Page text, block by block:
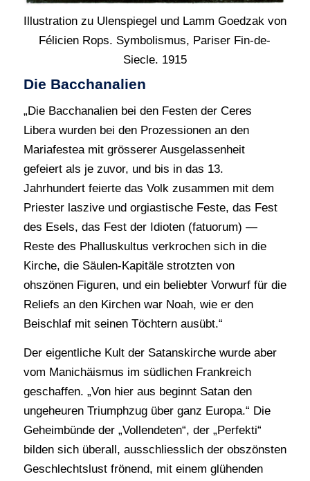
Illustration zu Ulenspiegel und Lamm Goedzak von
Félicien Rops. Symbolismus, Pariser Fin-de-
Siecle. 1915
Die Bacchanalien
„Die Bacchanalien bei den Festen der Ceres
Libera wurden bei den Prozessionen an den
Mariafestea mit grösserer Ausgelassenheit
gefeiert als je zuvor, und bis in das 13.
Jahrhundert feierte das Volk zusammen mit dem
Priester laszive und orgiastische Feste, das Fest
des Esels, das Fest der Idioten (fatuorum) —
Reste des Phalluskultus verkrochen sich in die
Kirche, die Säulen-Kapitäle strotzten von
ohszönen Figuren, und ein beliebter Vorwurf für die
Reliefs an den Kirchen war Noah, wie er den
Beischlaf mit seinen Töchtern ausübt.“
Der eigentliche Kult der Satanskirche wurde aber
vom Manichäismus im südlichen Frankreich
geschaffen. „Von hier aus beginnt Satan den
ungeheuren Triumphzug über ganz Europa.“ Die
Geheimbünde der „Vollendeten“, der „Perfekti“
bilden sich überall, ausschliesslich der obszönsten
Geschlechtslust frönend, mit einem glühenden